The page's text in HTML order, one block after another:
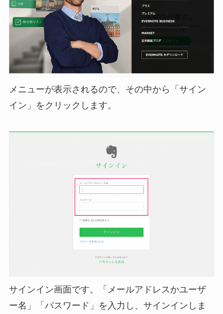
メニューが表示されるので、その中から「サイン
イン」をクリックします。
サインイン画面です。「メールアドレスかユーザ
ー名」「パスワード」を入力し、サインインしま